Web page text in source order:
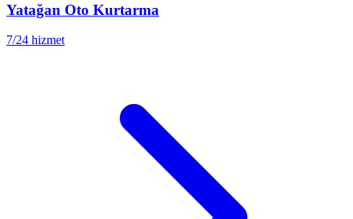
Yatağan Oto Kurtarma
7/24 hizmet